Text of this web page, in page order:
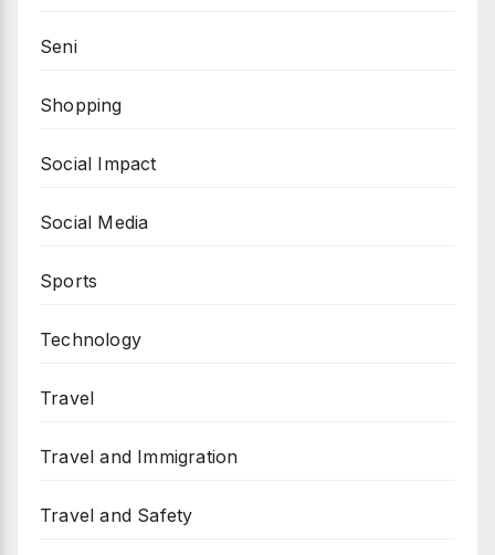
Seni
Shopping
Social Impact
Social Media
Sports
Technology
Travel
Travel and Immigration
Travel and Safety